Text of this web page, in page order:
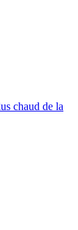
chaud de la